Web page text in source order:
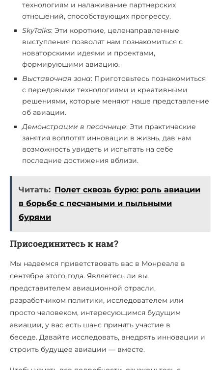
технологиям и налаживание партнерских
отношений, способствующих прогрессу.
SkyTalks: Эти короткие, целенаправленные
выступления позволят нам познакомиться с
новаторскими идеями и проектами,
формирующими авиацию.
Выставочная зона: Приготовьтесь познакомиться
с передовыми технологиями и креативными
решениями, которые меняют наше представление
об авиации.
Демонстрации в песочнице: Эти практические
занятия воплотят инновации в жизнь, дав нам
возможность увидеть и испытать на себе
последние достижения вблизи.
Читать: Полет сквозь бурю: роль авиации
в борьбе с песчаными и пыльными
бурями
Присоединитесь к нам?
Мы надеемся приветствовать вас в Монреале в
сентябре этого года. Являетесь ли вы
представителем авиационной отрасли,
разработчиком политики, исследователем или
просто человеком, интересующимся будущим
авиации, у вас есть шанс принять участие в
беседе. Давайте исследовать, внедрять инновации и
строить будущее авиации — вместе.